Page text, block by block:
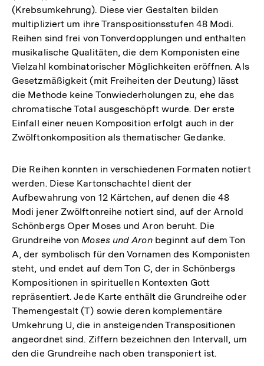
(Krebsumkehrung). Diese vier Gestalten bilden
multipliziert um ihre Transpositionsstufen 48 Modi.
Reihen sind frei von Tonverdopplungen und enthalten
musikalische Qualitäten, die dem Komponisten eine
Vielzahl kombinatorischer Möglichkeiten eröffnen. Als
Gesetzmäßigkeit (mit Freiheiten der Deutung) lässt
die Methode keine Tonwiederholungen zu, ehe das
chromatische Total ausgeschöpft wurde. Der erste
Einfall einer neuen Komposition erfolgt auch in der
Zwölftonkomposition als thematischer Gedanke.
Die Reihen konnten in verschiedenen Formaten notiert
werden. Diese Kartonschachtel dient der
Aufbewahrung von 12 Kärtchen, auf denen die 48
Modi jener Zwölftonreihe notiert sind, auf der Arnold
Schönbergs Oper Moses und Aron beruht. Die
Grundreihe von Moses und Aronbeginnt auf dem Ton
A, der symbolisch für den Vornamen des Komponisten
steht, und endet auf dem Ton C, der in Schönbergs
Kompositionen in spirituellen Kontexten Gott
repräsentiert. Jede Karte enthält die Grundreihe oder
Themengestalt (T) sowie deren komplementäre
Umkehrung U, die in ansteigenden Transpositionen
angeordnet sind. Ziffern bezeichnen den Intervall, um
den die Grundreihe nach oben transponiert ist.